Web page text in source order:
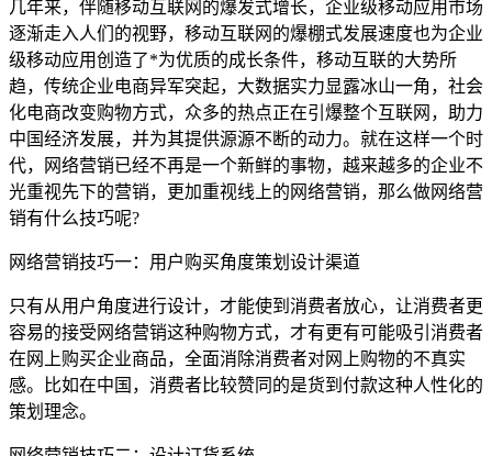
几年来，伴随移动互联网的爆发式增长，企业级移动应用市场
逐渐走入人们的视野，移动互联网的爆棚式发展速度也为企业
级移动应用创造了*为优质的成长条件，移动互联的大势所
趋，传统企业电商异军突起，大数据实力显露冰山一角，社会
化电商改变购物方式，众多的热点正在引爆整个互联网，助力
中国经济发展，并为其提供源源不断的动力。就在这样一个时
代，网络营销已经不再是一个新鲜的事物，越来越多的企业不
光重视先下的营销，更加重视线上的网络营销，那么做网络营
销有什么技巧呢?
网络营销技巧一：用户购买角度策划设计渠道
只有从用户角度进行设计，才能使到消费者放心，让消费者更
容易的接受网络营销这种购物方式，才有更有可能吸引消费者
在网上购买企业商品，全面消除消费者对网上购物的不真实
感。比如在中国，消费者比较赞同的是货到付款这种人性化的
策划理念。